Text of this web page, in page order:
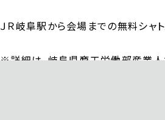
ＪＲ岐阜駅から会場までの無料シャ
※詳細は、岐阜県商工労働部産業